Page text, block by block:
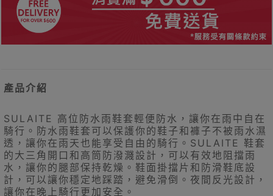
產品介紹
SULAITE 高位防水雨鞋套輕便防水，讓你在雨中自在
騎行。防水雨鞋套可以保護你的鞋子和褲子不被雨水濕
透，讓你在雨天也能享受自由的騎行。SULAITE 鞋套
的大三角開口和高筒防潑濺設計，可以有效地阻擋雨
水，讓你的腿部保持乾燥。鞋面掛擋片和防滑鞋底設
計，可以讓你穩定地踩踏，避免滑倒。夜間反光設計，
讓你在晚上騎行更加安全。